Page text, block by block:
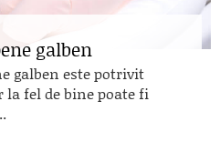
galben
galben este potrivit
fel de bine poate fi